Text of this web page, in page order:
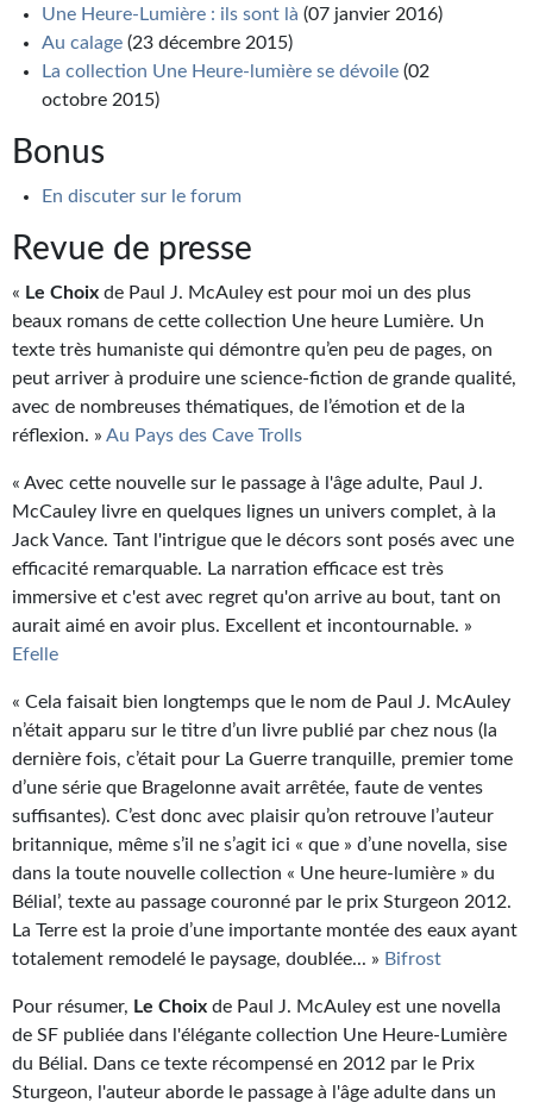
La Bibliothèque orbitale
Journal d'un homme des bois
CONTACT
Nous contacter
F.A.Q.
Soumettre un manuscrit
Support technique
Une Heure-Lumière : ils sont là (07 janvier 2016)
Au calage (23 décembre 2015)
La collection Une Heure-lumière se dévoile (02
octobre 2015)
Bonus
En discuter sur le forum
Revue de presse
« Le Choix de Paul J. McAuley est pour moi un des plus
beaux romans de cette collection Une heure Lumière. Un
texte très humaniste qui démontre qu’en peu de pages, on
peut arriver à produire une science-fiction de grande qualité,
avec de nombreuses thématiques, de l’émotion et de la
réflexion. » Au Pays des Cave Trolls
« Avec cette nouvelle sur le passage à l'âge adulte, Paul J.
McCauley livre en quelques lignes un univers complet, à la
Jack Vance. Tant l'intrigue que le décors sont posés avec une
efficacité remarquable. La narration efficace est très
immersive et c'est avec regret qu'on arrive au bout, tant on
aurait aimé en avoir plus. Excellent et incontournable. »
Efelle
« Cela faisait bien longtemps que le nom de Paul J. McAuley
n’était apparu sur le titre d’un livre publié par chez nous (la
dernière fois, c’était pour La Guerre tranquille, premier tome
d’une série que Bragelonne avait arrêtée, faute de ventes
suffisantes). C’est donc avec plaisir qu’on retrouve l’auteur
britannique, même s’il ne s’agit ici « que » d’une novella, sise
dans la toute nouvelle collection « Une heure-lumière » du
Bélial’, texte au passage couronné par le prix Sturgeon 2012.
La Terre est la proie d’une importante montée des eaux ayant
totalement remodelé le paysage, doublée... » Bifrost
Pour résumer, Le Choix de Paul J. McAuley est une novella
de SF publiée dans l'élégante collection Une Heure-Lumière
du Bélial. Dans ce texte récompensé en 2012 par le Prix
Sturgeon, l'auteur aborde le passage à l'âge adulte dans un